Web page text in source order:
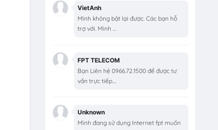
VietAnh
Mình không bật lại được. Các bạn hỗ
trợ với. Mình ...
FPT TELECOM
Bạn Liên hệ 0966.72.1500 để được tư
vấn trực tiếp....
Unknown
Mình đang sử dụng Internet fpt muốn